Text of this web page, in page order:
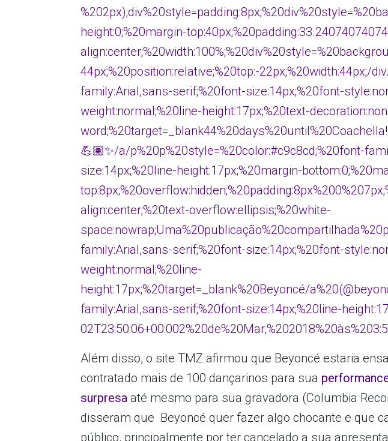
height:0;%20margin-
44px;%20position:relative;%20top:-22px;%20width:44px;/
family:Arial,sans-serif;%20font-size:14px;%20font-
weight:normal;%20line-height:17px;%20text-
💪🏽✨/a/p%20p%20style=%20color:#c9c8cd;%20font-
size:14px;%20line-height:17px;%20margin-
align:center;%20text-overflow:ellipsis;%20white-
family:Arial,sans-serif;%20font-size:14px;%20font-
weight:normal;%20line-
height:17px;%20target=_blank%20Beyoncé/
family:Arial,sans-serif;%20font-size:14px;%20line-
Além disso, o site TMZ afirmou que Beyoncé estaria
contratado mais de 100 dançarinos para sua
surpresa até mesmo para sua gravadora (Columbia
disseram que Beyoncé quer fazer algo chocante e que
público, principalmente por ter cancelado a sua